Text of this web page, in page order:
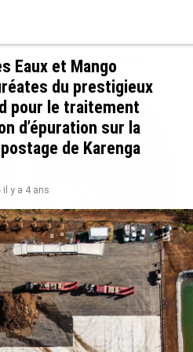
ECONOMIE SOCIÉTÉ
mer : Jane et
martiniquaises au
la négritude
Eaux et Mango
du prestigieux
pour le traitement
d’épuration sur la
de Karenga
il y a 4 ans